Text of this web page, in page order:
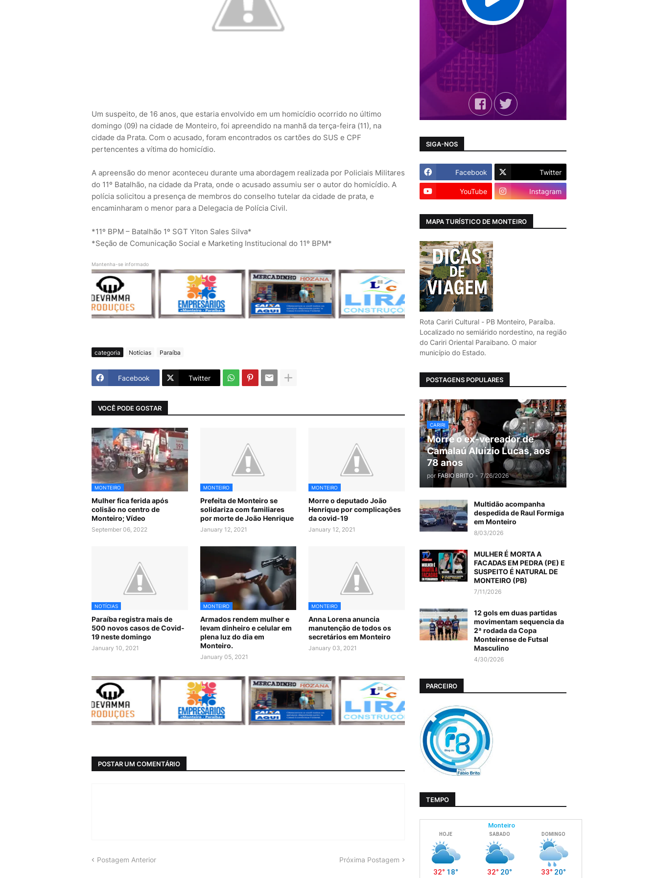
Um suspeito, de 16 anos, que estaria envolvido em um homicídio ocorrido no último
domingo (09) na cidade de Monteiro, foi apreendido na manhã da terça-feira (11), na
cidade da Prata. Com o acusado, foram encontrados os cartões do SUS e CPF
pertencentes a vítima do homicídio.
A apreensão do menor aconteceu durante uma abordagem realizada por Policiais Militares
do 11º Batalhão, na cidade da Prata, onde o acusado assumiu ser o autor do homicídio. A
polícia solicitou a presença de membros do conselho tutelar da cidade de prata, e
encaminharam o menor para a Delegacia de Polícia Civil.
*11º BPM – Batalhão 1º SGT Ylton Sales Silva*
*Seção de Comunicação Social e Marketing Institucional do 11º BPM*
Mantenha-se informado
categoria Notícias Paraíba
Facebook Twitter
VOCÊ PODE GOSTAR
MONTEIRO
Mulher fica ferida após
colisão no centro de
Monteiro; Vídeo
September 06, 2022
MONTEIRO
Prefeita de Monteiro se
solidariza com familiares
por morte de João Henrique
January 12, 2021
MONTEIRO
Morre o deputado João
Henrique por complicações
da covid-19
January 12, 2021
NOTÍCIAS
Paraíba registra mais de
500 novos casos de Covid-
19 neste domingo
January 10, 2021
MONTEIRO
Armados rendem mulher e
levam dinheiro e celular em
plena luz do dia em
Monteiro.
January 05, 2021
MONTEIRO
Anna Lorena anuncia
manutenção de todos os
secretários em Monteiro
January 03, 2021
POSTAR UM COMENTÁRIO
Postagem Anterior Próxima Postagem
SIGA-NOS
Facebook Twitter
YouTube Instagram
MAPA TURÍSTICO DE MONTEIRO
Rota Cariri Cultural - PB Monteiro, Paraíba.
Localizado no semiárido nordestino, na região
do Cariri Oriental Paraibano. O maior
município do Estado.
POSTAGENS POPULARES
CARIRI
Morre o ex-vereador de
Camalaú Aluízio Lucas, aos
78 anos
por FABIO BRITO - 7/26/2026
Multidão acompanha
despedida de Raul Formiga
em Monteiro
8/03/2026
MULHER É MORTA A
FACADAS EM PEDRA (PE) E
SUSPEITO É NATURAL DE
MONTEIRO (PB)
7/11/2026
12 gols em duas partidas
movimentam sequencia da
2ª rodada da Copa
Monteirense de Futsal
Masculino
4/30/2026
PARCEIRO
TEMPO